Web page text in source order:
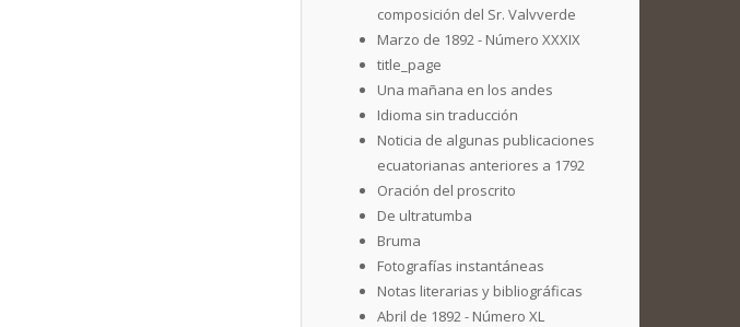
composición del Sr. Valvverde
Marzo de 1892 - Número XXXIX
title_page
Una mañana en los andes
Idioma sin traducción
Noticia de algunas publicaciones
ecuatorianas anteriores a 1792
Oración del proscrito
De ultratumba
Bruma
Fotografías instantáneas
Notas literarias y bibliográficas
Abril de 1892 - Número XL